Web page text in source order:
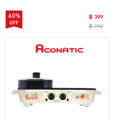
60%
฿ 399
฿ 990